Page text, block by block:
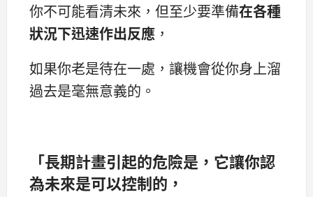
你不可能看清未來，但至少要準備在各種
狀況下迅速作出反應 ，
如果你老是待在一處，讓機會從你身上溜
過去是毫無意義的。
「長期計畫引起的危險是，它讓你認
為未來是可以控制的，